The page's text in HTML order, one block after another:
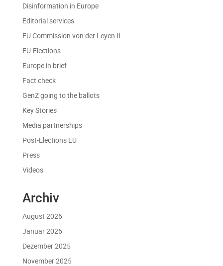
Disinformation in Europe
Editorial services
EU Commission von der Leyen II
EU-Elections
Europe in brief
Fact check
GenZ going to the ballots
Key Stories
Media partnerships
Post-Elections EU
Press
Videos
Archiv
August 2026
Januar 2026
Dezember 2025
November 2025